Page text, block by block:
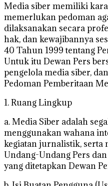
Media siber memiliki
memerlukan pedoman
dilaksanakan secara
hak, dan kewajibannya
40 Tahun 1999 tentang
Untuk itu Dewan Pers
pengelola media siber,
Pedoman Pemberitaan
1. Ruang Lingkup
a. Media Siber adalah
menggunakan wahana
kegiatan jurnalistik, serta
Undang-Undang Pers
yang ditetapkan Dewan